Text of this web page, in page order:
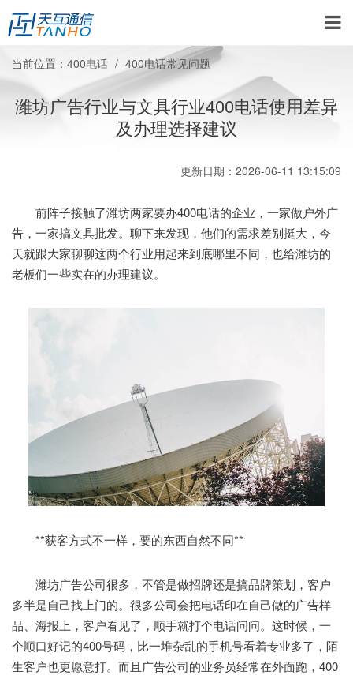
当前位置： 400电话 400电话常见问题
潍坊广告行业与文具行业400电话使用差异
及办理选择建议
更新日期：2026-06-11 13:15:09
前阵子接触了潍坊两家要办400电话的企业，一家做户外广
告，一家搞文具批发。聊下来发现，他们的需求差别挺大，今
天就跟大家聊聊这两个行业用起来到底哪里不同，也给潍坊的
老板们一些实在的办理建议。
**获客方式不一样，要的东西自然不同**
潍坊广告公司很多，不管是做招牌还是搞品牌策划，客户
多半是自己找上门的。很多公司会把电话印在自己做的广告样
品、海报上，客户看见了，顺手就打个电话问问。这时候，一
个顺口好记的400号码，比一堆杂乱的手机号看着专业多了，陌
生客户也更愿意打。而且广告公司的业务员经常在外面跑，400